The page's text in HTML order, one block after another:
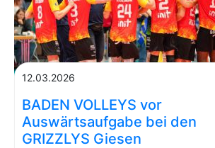
12.03.2026
BADEN VOLLEYS vor
Auswärtsaufgabe bei den
GRIZZLYS Giesen